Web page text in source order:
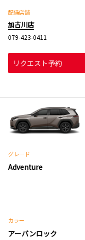
配備店舗
加古川店
079-423-0411
リクエスト予約
グレード
Adventure
カラー
アーバンロック